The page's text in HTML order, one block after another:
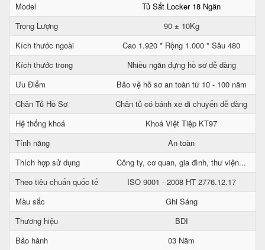
Model
Tủ Sắt Locker 18 Ngăn
Trọng Lượng
90 ± 10Kg
Kích thước ngoài
Cao 1.920 * Rộng 1.000 * Sâu 480
Kích thước trong
Nhiều ngăn đựng hồ sơ dễ dàng
Ưu Điểm
Bảo vệ hồ sơ an toàn từ 10 - 100 năm
Chân Tủ Hồ Sơ
Chân tủ có bánh xe di chuyển dễ dàng
Hệ thống khoá
Khoá Việt Tiệp KT97
Tính năng
An toàn
Thích hợp sử dụng
Công ty, cơ quan, gia đình, thư viện...
Theo tiêu chuẩn quốc tế
ISO 9001 - 2008 HT 2776.12.17
Màu sắc
Ghi Sáng
Thương hiệu
BDI
Bảo hành
03 Năm